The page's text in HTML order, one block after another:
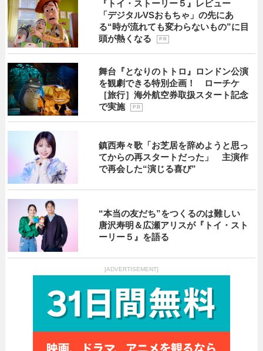
『トイ・ストーリー５』レビュー
「デジタルVSおもちゃ」の先にあ
る“時が流れても変わらないもの”に目
頭が熱くなる
P R
舞台『となりのトトロ』ロンドン公演
を観劇できる特別企画！ ローチケ
［旅行］海外航空券取扱スタート記念
で実施
P R
鎮西寿々歌「お芝居を辞めようと思っ
てからの再スタートだった」 主演作
で再会した“演じる喜び”
“本当の友だち”をつくるのは難しい
唐沢寿明＆広瀬アリスが『トイ・スト
ーリー５』を語る
[ADVERTISEMENT]